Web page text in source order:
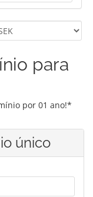
para
por 01 ano!*
único